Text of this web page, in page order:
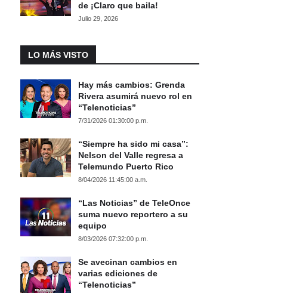
de ¡Claro que baila!
Julio 29, 2026
LO MÁS VISTO
Hay más cambios: Grenda
Rivera asumirá nuevo rol en
“Telenoticias”
7/31/2026 01:30:00 p.m.
“Siempre ha sido mi casa”:
Nelson del Valle regresa a
Telemundo Puerto Rico
8/04/2026 11:45:00 a.m.
“Las Noticias” de TeleOnce
suma nuevo reportero a su
equipo
8/03/2026 07:32:00 p.m.
Se avecinan cambios en
varias ediciones de
“Telenoticias”